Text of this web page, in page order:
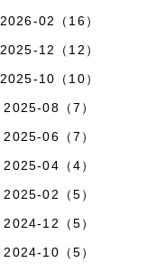
2026-02（16）
2025-12（12）
2025-10（10）
2025-08（7）
2025-06（7）
2025-04（4）
2025-02（5）
2024-12（5）
2024-10（5）